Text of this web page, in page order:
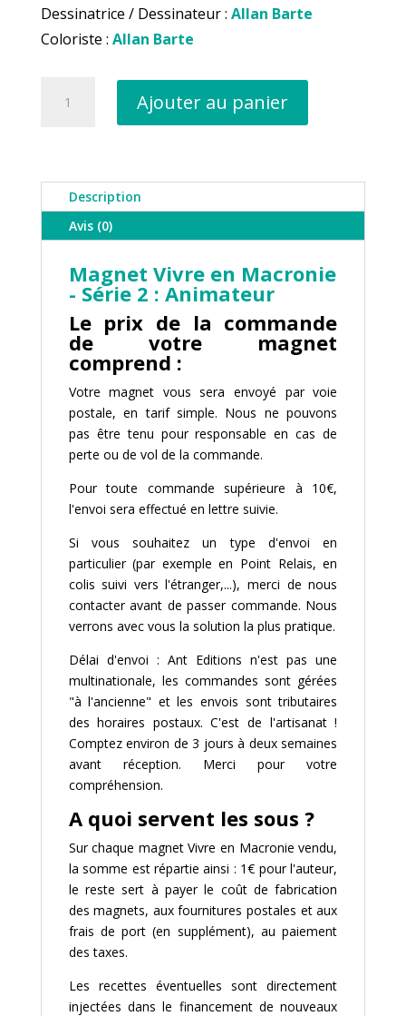
Dessinatrice / Dessinateur : Allan Barte
Coloriste : Allan Barte
Macronie
-
Animateur
Ajouter au panier
Description
Avis (0)
Magnet Vivre en Macronie
- Série 2 : Animateur
Le prix de la commande
de votre magnet
comprend :
Votre magnet vous sera envoyé par voie
postale, en tarif simple. Nous ne pouvons
pas être tenu pour responsable en cas de
perte ou de vol de la commande.
Pour toute commande supérieure à 10€,
l'envoi sera effectué en lettre suivie.
Si vous souhaitez un type d'envoi en
particulier (par exemple en Point Relais, en
colis suivi vers l'étranger,...), merci de nous
contacter avant de passer commande. Nous
verrons avec vous la solution la plus pratique.
Délai d'envoi : Ant Editions n'est pas une
multinationale, les commandes sont gérées
"à l'ancienne" et les envois sont tributaires
des horaires postaux. C'est de l'artisanat !
Comptez environ de 3 jours à deux semaines
avant réception. Merci pour votre
compréhension.
A quoi servent les sous ?
Sur chaque magnet Vivre en Macronie vendu,
la somme est répartie ainsi : 1€ pour l'auteur,
le reste sert à payer le coût de fabrication
des magnets, aux fournitures postales et aux
frais de port (en supplément), au paiement
des taxes.
Les recettes éventuelles sont directement
injectées dans le financement de nouveaux